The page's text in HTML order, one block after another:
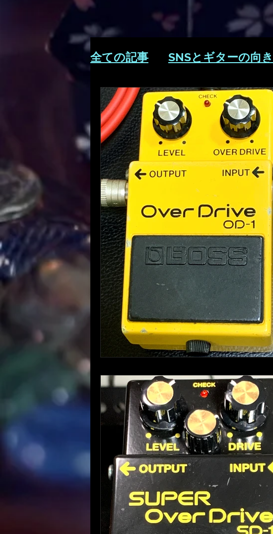
全ての記事 SNSとギターの向
ギターについて KEMPER
音楽知識・音楽関連記事 ア
やってみた・活動記録 音楽
自宅録音について 作曲技法
趣味・ファッション